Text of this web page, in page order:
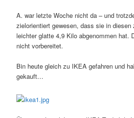
A. war letzte Woche nicht da – und
zielorientiert gewesen, dass sie in diesen
leichter glatte 4,9 Kilo abgenommen hat.
nicht vorbereitet.
Bin heute gleich zu IKEA gefahren und
gekauft…